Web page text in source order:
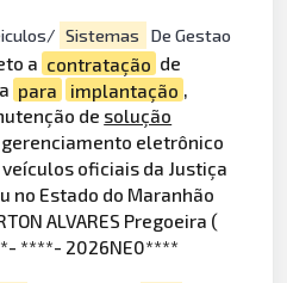
Sistemas De Gestao
a contratação de
para implantação ,
de solução
eletrônico
oficiais da Justiça
no Estado do Maranhão
ALVARES Pregoeira (
****- 2026NE0****